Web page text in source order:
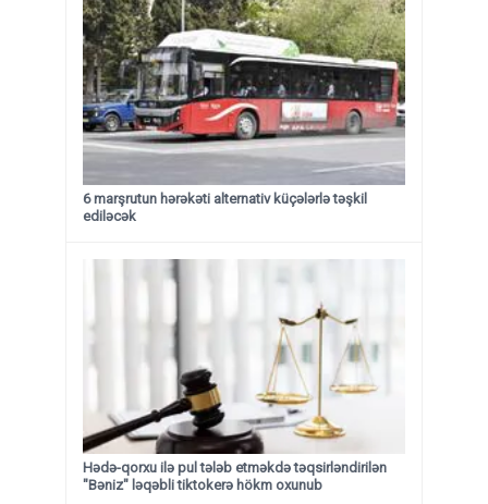
6 marşrutun hərəkəti alternativ küçələrlə təşkil
ediləcək
Hədə-qorxu ilə pul tələb etməkdə təqsirləndirilən
"Bəniz" ləqəbli tiktokerə hökm oxunub